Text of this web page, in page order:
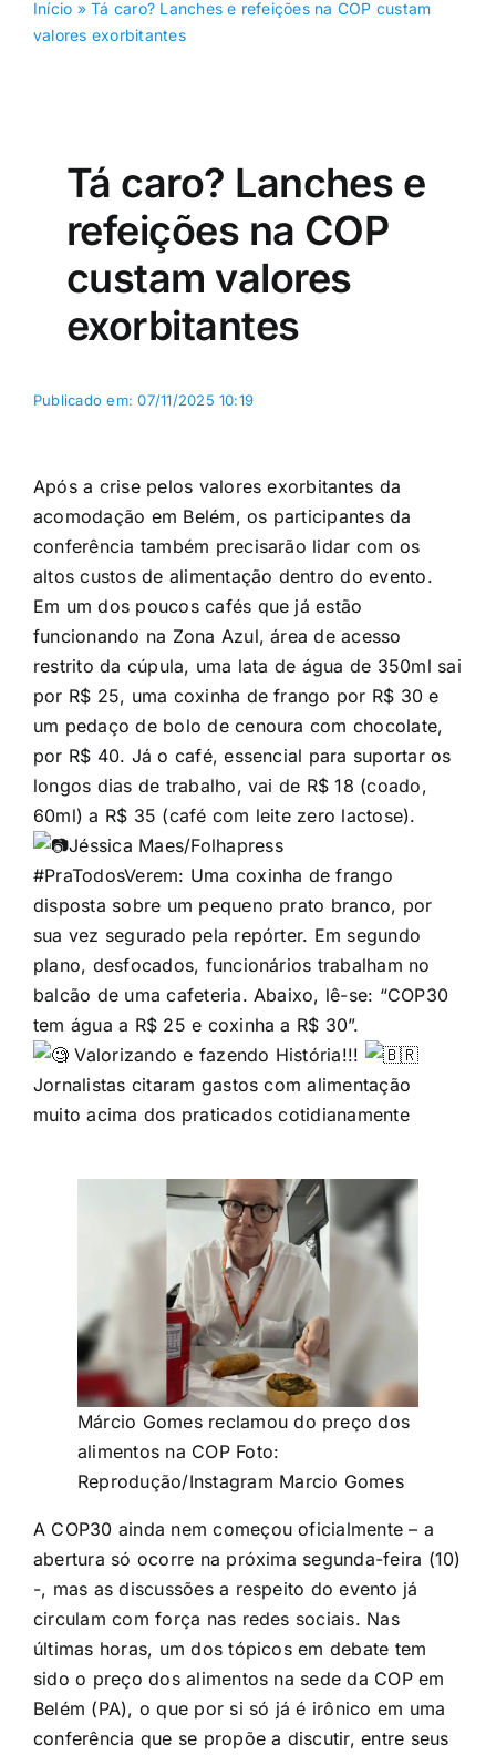
Início »Tá caro? Lanches e refeições na COP custam
valores exorbitantes
Tá caro? Lanches e
refeições na COP
custam valores
exorbitantes
Publicado em: 07/11/2025 10:19
Após a crise pelos valores exorbitantes da
acomodação em Belém, os participantes da
conferência também precisarão lidar com os
altos custos de alimentação dentro do evento.
Em um dos poucos cafés que já estão
funcionando na Zona Azul, área de acesso
restrito da cúpula, uma lata de água de 350ml sai
por R$ 25, uma coxinha de frango por R$ 30 e
um pedaço de bolo de cenoura com chocolate,
por R$ 40. Já o café, essencial para suportar os
longos dias de trabalho, vai de R$ 18 (coado,
60ml) a R$ 35 (café com leite zero lactose).
Jéssica Maes/Folhapress
#PraTodosVerem: Uma coxinha de frango
disposta sobre um pequeno prato branco, por
sua vez segurado pela repórter. Em segundo
plano, desfocados, funcionários trabalham no
balcão de uma cafeteria. Abaixo, lê-se: “COP30
tem água a R$ 25 e coxinha a R$ 30”.
Valorizando e fazendo História!!!
Jornalistas citaram gastos com alimentação
muito acima dos praticados cotidianamente
Márcio Gomes reclamou do preço dos
alimentos na COP Foto:
Reprodução/Instagram Marcio Gomes
A COP30 ainda nem começou oficialmente – a
abertura só ocorre na próxima segunda-feira (10)
-, mas as discussões a respeito do evento já
circulam com força nas redes sociais. Nas
últimas horas, um dos tópicos em debate tem
sido o preço dos alimentos na sede da COP em
Belém (PA), o que por si só já é irônico em uma
conferência que se propõe a discutir, entre seus